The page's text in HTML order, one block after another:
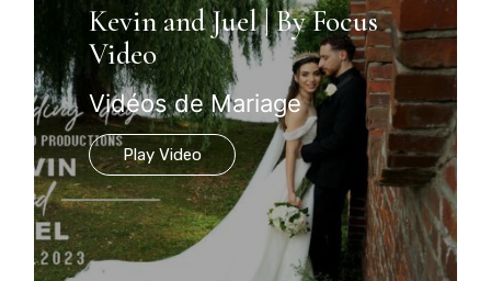
Kevin and Juel | By Focus
Video
Vidéos de Mariage
Play Video